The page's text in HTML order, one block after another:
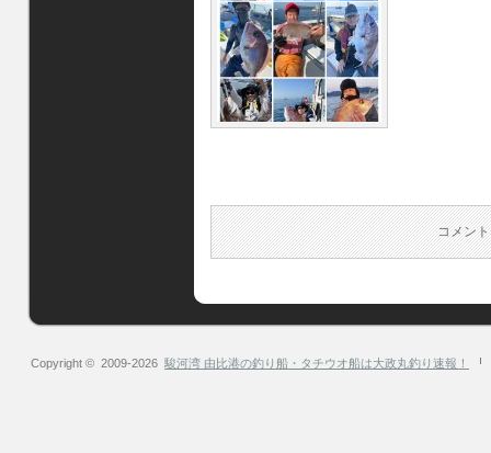
コメン
Copyright © 2009-2026 駿河湾 由比港の釣り船・タチウオ船は大政丸釣り速報！